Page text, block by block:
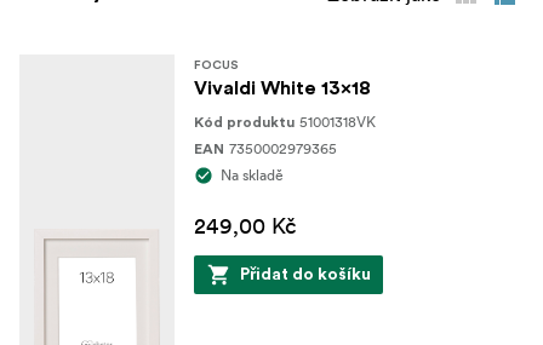
FOCUS
Vivaldi White 13x18
Kód produktu 51001318VK
EAN 7350002979365
Na skladě
249,00 Kč
Přidat do košíku